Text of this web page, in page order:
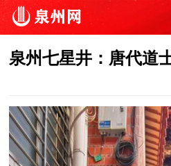
泉州七星井：唐代道